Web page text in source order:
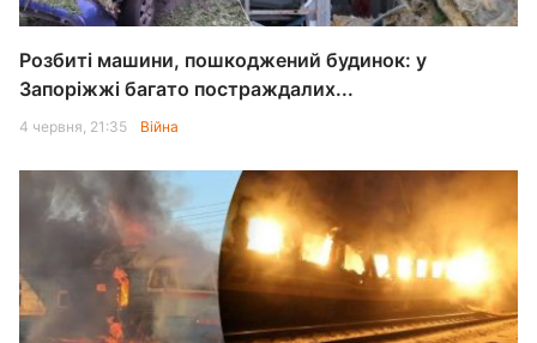
Розбиті машини, пошкоджений будинок: у
Запоріжжі багато постраждалих...
4 червня, 21:35 Війна